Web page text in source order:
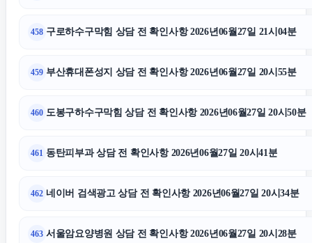
458 구로하수구막힘 상담 전 확인사항 2026년06월27일 21시04분
459 부산휴대폰성지 상담 전 확인사항 2026년06월27일 20시55분
460 도봉구하수구막힘 상담 전 확인사항 2026년06월27일 20시50분
461 동탄피부과 상담 전 확인사항 2026년06월27일 20시41분
462 네이버 검색광고 상담 전 확인사항 2026년06월27일 20시34분
463 서울암요양병원 상담 전 확인사항 2026년06월27일 20시28분